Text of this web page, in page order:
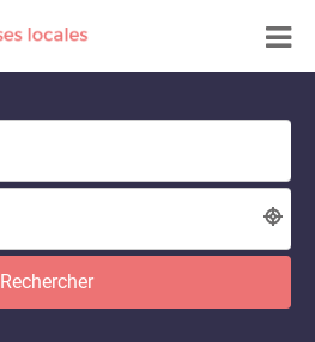
Rechercher